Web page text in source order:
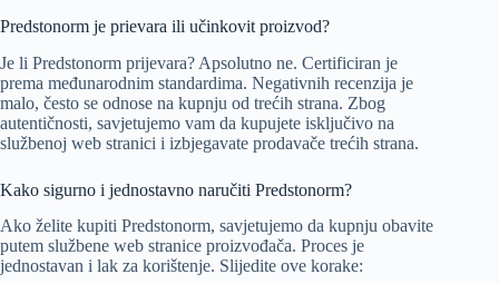
Predstonorm je prievara ili učinkovit proizvod?
Je li Predstonorm prijevara? Apsolutno ne. Certificiran je
prema međunarodnim standardima. Negativnih recenzija je
malo, često se odnose na kupnju od trećih strana. Zbog
autentičnosti, savjetujemo vam da kupujete isključivo na
službenoj web stranici i izbjegavate prodavače trećih strana.
Kako sigurno i jednostavno naručiti Predstonorm?
Ako želite kupiti Predstonorm, savjetujemo da kupnju obavite
putem službene web stranice proizvođača. Proces je
jednostavan i lak za korištenje. Slijedite ove korake: